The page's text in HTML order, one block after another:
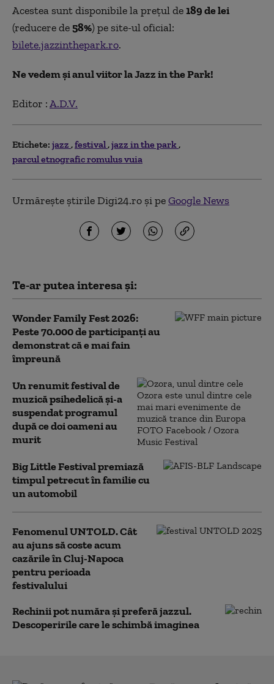
Acestea sunt disponibile la prețul de189 de lei
(reducere de58%) pe site-ul oficial:
bilete.jazzinthepark.ro.
Ne vedem și anul viitor la Jazz in the Park!
Editor :A.D.V.
Etichete: jazz festival jazz in the park
parcul etnografic romulus vuia
Urmărește știrile Digi24.ro și peGoogle News
Te-ar putea interesa și:
Wonder Family Fest 2026:
Peste 70.000 de participanți au
demonstrat că e mai fain
împreună
Un renumit festival de
muzică psihedelică și-a
suspendat programul
după ce doi oameni au
murit
Big Little Festival premiază
timpul petrecut în familie cu
un automobil
Fenomenul UNTOLD. Cât
au ajuns să coste acum
cazările în Cluj-Napoca
pentru perioada
festivalului
Rechinii pot număra și preferă jazzul.
Descoperirile care le schimbă imaginea